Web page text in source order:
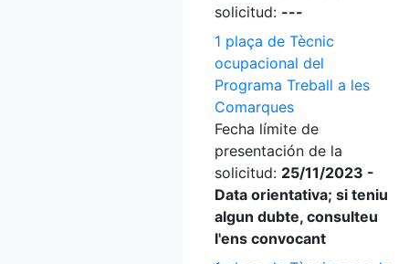
solicitud: ---
1 plaça de Tècnic
ocupacional del
Programa Treball a les
Comarques
Fecha límite de
presentación de la
solicitud: 25/11/2023 -
Data orientativa; si teniu
algun dubte, consulteu
l'ens convocant